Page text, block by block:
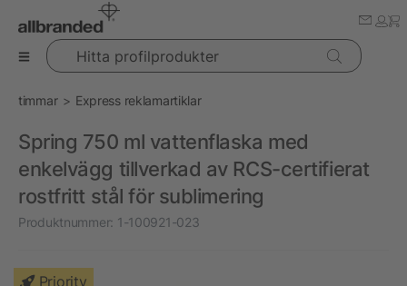
Hitta profilprodukter
timmar Express reklamartiklar
Spring 750 ml vattenflaska med
enkelvägg tillverkad av RCS-certifierat
rostfritt stål för sublimering
Produktnummer: 1-100921-023
Priority